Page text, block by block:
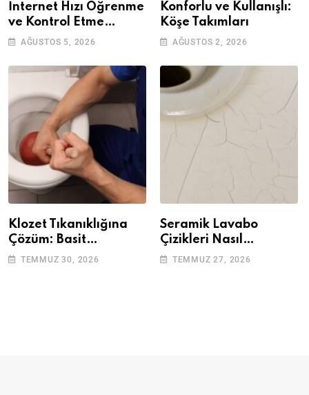
İnternet Hızı Öğrenme
ve Kontrol Etme
Yöntemleri
AĞUSTOS 5, 2026
Konforlu ve Kullanışlı:
Köşe Takımları
AĞUSTOS 2, 2026
Klozet Tıkanıklığına
Çözüm: Basit
Adımlarla Klozetinizi
TEMMUZ 30, 2026
Seramik Lavabo
Çizikleri Nasıl
Giderilir? Adım Adım
TEMMUZ 27, 2026